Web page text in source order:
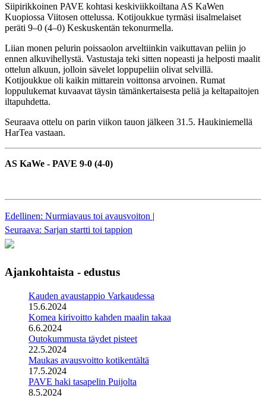
Siipirikkoinen PAVE kohtasi keskiviikkoiltana AS KaWen
Kuopiossa Viitosen ottelussa. Kotijoukkue tyrmäsi iisalmelaiset
peräti 9–0 (4–0) Keskuskentän tekonurmella.
Liian monen pelurin poissaolon arveltiinkin vaikuttavan peliin jo
ennen alkuvihellystä. Vastustaja teki sitten nopeasti ja helposti maalit
ottelun alkuun, jolloin sävelet loppupeliin olivat selvillä.
Kotijoukkue oli kaikin mittarein voittonsa arvoinen. Rumat
loppulukemat kuvaavat täysin tämänkertaisesta peliä ja keltapaitojen
iltapuhdetta.
Seuraava ottelu on parin viikon tauon jälkeen 31.5. Haukiniemellä
HarTea vastaan.
AS KaWe - PAVE 9-0 (4-0)
Edellinen: Nurmiavaus toi avausvoiton |
Seuraava: Sarjan startti toi tappion
Ajankohtaista - edustus
Kauden avaustappio Varkaudessa
15.6.2024
Komea kirivoitto kahden maalin takaa
6.6.2024
Outokummusta täydet pisteet
22.5.2024
Maukas avausvoitto kotikentältä
17.5.2024
PAVE haki tasapelin Puijolta
8.5.2024